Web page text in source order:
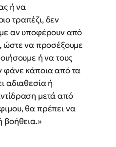
ή να
τραπέζι, δεν
αν υποφέρουν από
ώστε να προσέξουμε
ή να τους
φάνε κάποια από τα
αδιαθεσία ή
μετά από
θα πρέπει να
βοήθεια.»